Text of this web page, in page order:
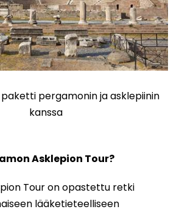
pergamonin ja asklepiinin
kanssa
Asklepion Tour?
Tour on opastettu retki
lääketieteelliseen